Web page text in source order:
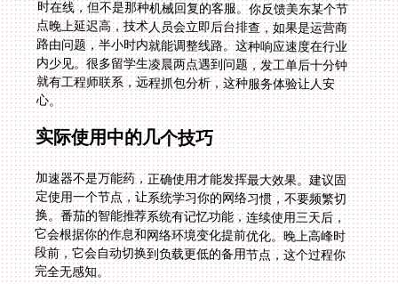
心。
实际使用中的几个技巧
加速器不是万能药，正确使用才能发挥最大效果。建议固
定使用一个节点，让系统学习你的网络习惯，不要频繁切
换。番茄的智能推荐系统有记忆功能，连续使用三天后，
它会根据你的作息和网络环境变化提前优化。晚上高峰时
段前，它会自动切换到负载更低的备用节点，这个过程你
完全无感知。